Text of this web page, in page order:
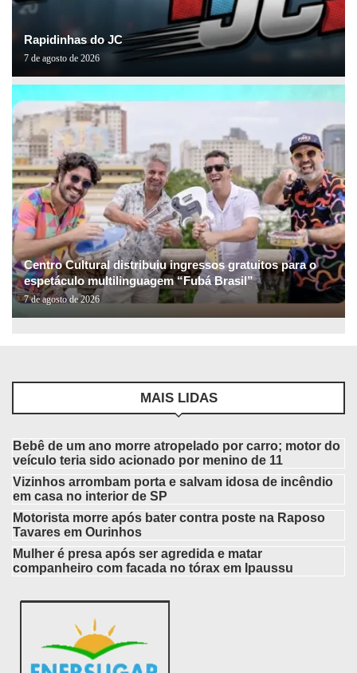
Rapidinhas do JC
7 de agosto de 2026
Centro Cultural distribuiu ingressos gratuitos para o
espetáculo multilinguagem “Fubá Brasil”
7 de agosto de 2026
MAIS LIDAS
Bebê de um ano morre atropelado por carro; motor do
veículo teria sido acionado por menino de 11
Vizinhos arrombam porta e salvam idosa de incêndio
em casa no interior de SP
Motorista morre após bater contra poste na Raposo
Tavares em Ourinhos
Mulher é presa após ser agredida e matar
companheiro com facada no tórax em Ipaussu